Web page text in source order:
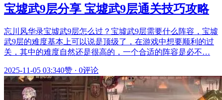
宝墟武9层分享 宝墟武9层通关技巧攻略
忘川风华录宝墟武9层怎么过？宝墟武9层需要什么阵容，宝墟
武9层的难度基本上可以说是顶级了，在游戏中想要顺利的过
关，其中的难度自然还是很高的，一个合适的阵容是必不…
2025-11-05 03:340赞 · 0评论